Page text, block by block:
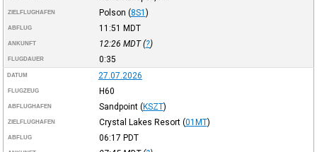
ZIELFLUGHAFEN Polson (8S1 )
ABFLUG 11:51 MDT
ANKUNFT 12:26 MDT(?)
FLUGDAUER 0:35
DATUM 27.07.2026
FLUGZEUG H60
ABFLUGHAFEN Sandpoint (KSZT)
ZIELFLUGHAFEN Crystal Lakes Resort (01MT)
ABFLUG 06:17 PDT